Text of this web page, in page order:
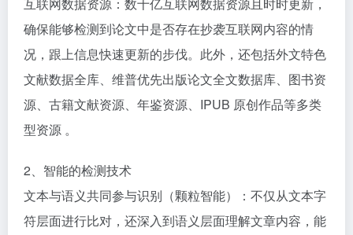
确保能够检测到论文中是否存在抄袭互联网内容的情
况，跟上信息快速更新的步伐。此外，还包括外文特色
文献数据全库、维普优先出版论文全文数据库、图书资
源、古籍文献资源、年鉴资源、IPUB 原创作品等多类
型资源 。​
2、智能的检测技术​
文本与语义共同参与识别（颗粒智能）：不仅从文本字
符层面进行比对，还深入到语义层面理解文章内容，能